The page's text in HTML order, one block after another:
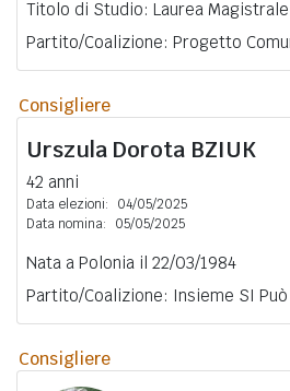
Titolo di Studio: Laurea Magistrale
Partito/Coalizione: Progetto
Consigliere
Urszula Dorota BZIUK
42 anni
Data elezioni:
04/05/2025
Data nomina:
05/05/2025
Nata a Polonia il 22/03/1984
Partito/Coalizione: Insieme SI Può
Consigliere